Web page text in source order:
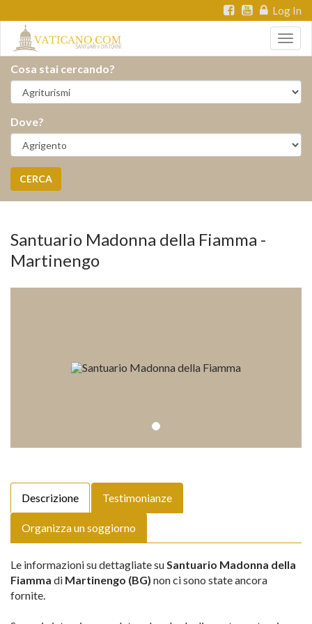
Log In
Cosa stai cercando?
Dove?
CERCA
Santuario Madonna della Fiamma -
Martinengo
Descrizione Testimonianze
Organizza un soggiorno
Le informazioni su dettagliate suSantuario Madonna della
Fiamma di Martinengo (BG) non ci sono state ancora
fornite.